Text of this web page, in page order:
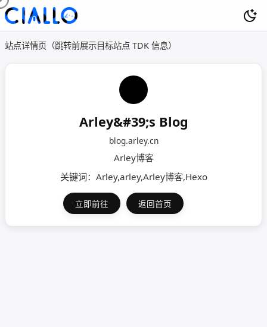
站点详情页（跳转前展示目标站点 TDK 信息）
Arley&#39;s Blog
blog.arley.cn
Arley博客
关键词：Arley,arley,Arley博客,Hexo
立即前往 返回首页